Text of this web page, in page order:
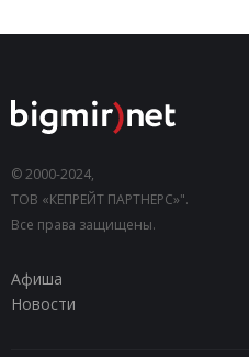
© 2000-2024,
ТОВ «КЕПРЕЙТ ПАРТНЕРС»".
Все права защищены.
Афиша
Новости